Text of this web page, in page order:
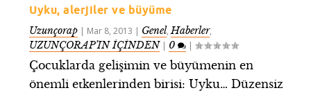
Uyku, alerjiler ve büyüme
Uzunçorap | Mar 8, 2013 | Genel,Haberler,
UZUNÇORAP’IN İÇİNDEN| 0 |
Çocuklarda gelişimin ve büyümenin en
önemli etkenlerinden birisi: Uyku… Düzensiz